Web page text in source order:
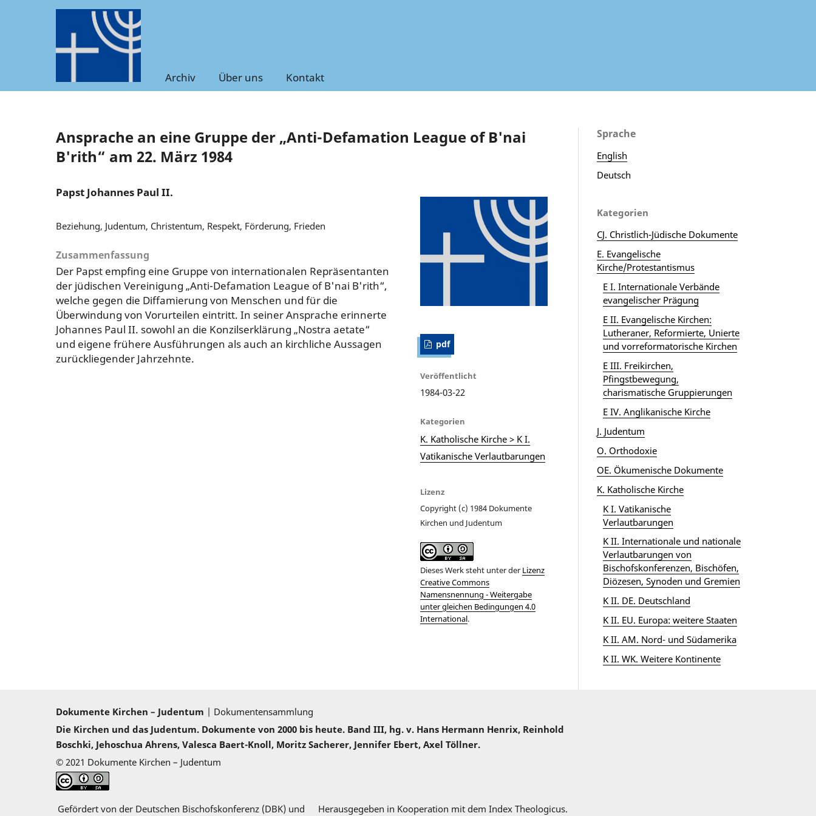
Archiv Über uns Kontakt
Ansprache an eine Gruppe der „Anti-Defamation League of B'nai
B'rith“ am 22. März 1984
Papst Johannes Paul II.
Beziehung, Judentum, Christentum, Respekt, Förderung, Frieden
Zusammenfassung
Der Papst empfing eine Gruppe von internationalen Repräsentanten
der jüdischen Vereinigung „Anti-Defamation League of B'nai B'rith“,
welche gegen die Diffamierung von Menschen und für die
Überwindung von Vorurteilen eintritt. In seiner Ansprache erinnerte
Johannes Paul II. sowohl an die Konzilserklärung „Nostra aetate“
und eigene frühere Ausführungen als auch an kirchliche Aussagen
zurückliegender Jahrzehnte.
pdf
Veröffentlicht
1984-03-22
Kategorien
K. Katholische Kirche > K I.
Vatikanische Verlautbarungen
Lizenz
Copyright (c) 1984 Dokumente
Kirchen und Judentum
Dieses Werk steht unter der Lizenz
Creative Commons
Namensnennung - Weitergabe
unter gleichen Bedingungen 4.0
International.
Sprache
English
Deutsch
Kategorien
CJ. Christlich-Jüdische Dokumente
E. Evangelische
Kirche/Protestantismus
E I. Internationale Verbände
evangelischer Prägung
E II. Evangelische Kirchen:
Lutheraner, Reformierte, Unierte
und vorreformatorische Kirchen
E III. Freikirchen,
Pfingstbewegung,
charismatische Gruppierungen
E IV. Anglikanische Kirche
J. Judentum
O. Orthodoxie
OE. Ökumenische Dokumente
K. Katholische Kirche
K I. Vatikanische
Verlautbarungen
K II. Internationale und nationale
Verlautbarungen von
Bischofskonferenzen, Bischöfen,
Diözesen, Synoden und Gremien
K II. DE. Deutschland
K II. EU. Europa: weitere Staaten
K II. AM. Nord- und Südamerika
K II. WK. Weitere Kontinente
Dokumente Kirchen – Judentum | Dokumentensammlung
Die Kirchen und das Judentum. Dokumente von 2000 bis heute. Band III, hg. v. Hans Hermann Henrix, Reinhold
Boschki, Jehoschua Ahrens, Valesca Baert-Knoll, Moritz Sacherer, Jennifer Ebert, Axel Töllner.
© 2021 Dokumente Kirchen – Judentum
Gefördert von der Deutschen Bischofskonferenz (DBK) und Herausgegeben in Kooperation mit dem Index Theologicus.